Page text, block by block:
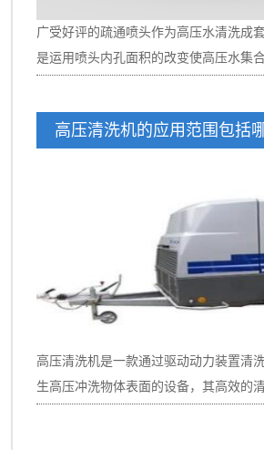
液体化、缓效化的方向发展。液体复合
易于复合、能直接被农作物吸收、便于
约化和产业化水平的逐步提高，农业机
件。液肥撒播车是液体肥料的主要播撒
辆，吸污车可自吸和自排，工作速度快
收集运输污水、泥浆、原油等液体物质
泵的吸污车，还具有吸力大，吸程远，
物的抽吸、装运和排卸，尤其是可吸下
等较大物体。应用产品:真空泵、真空系
品质有保证的风冷式真空泵更是备受用
是采用叶片采用耐高温...
广受好评的疏通喷头作为高压水清洗成
是运用喷头内孔面积的改变使高压水集
起来，并转化成动能再以高速射流的形
磨料喷头此类也归于固定疏通喷头类型
流构成真空暗射的特色，所以将其单独
形成的真空吸力将磨料吸入，再与高压
式固定疏通喷头运用比较遍及。其好处
液体射流的作用作用大大提高，能够用
用户日益对水射流高效作业而设计的产
的冲击力、动压力、水契等作用外，还
高压清洗机的应用范围包括
高压清洗机是一款通过驱动动力装置清
生高压冲洗物体表面的设备，其高效的